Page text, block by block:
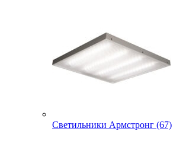
Светильники Армстронг (67)